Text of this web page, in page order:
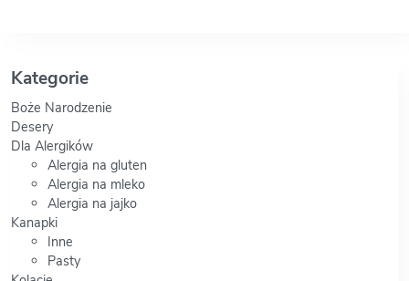
Kategorie
Boże Narodzenie
Desery
Dla Alergików
Alergia na gluten
Alergia na mleko
Alergia na jajko
Kanapki
Inne
Pasty